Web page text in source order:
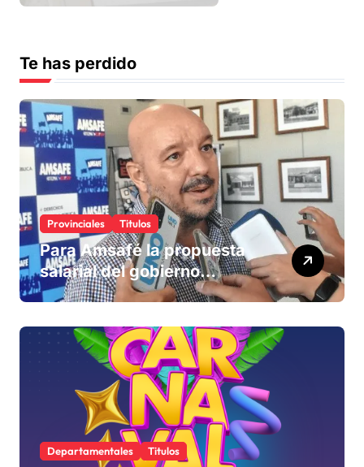
Te has perdido
Provinciales Titulos
Para Amsafé la propuesta
salarial del gobierno
«queda corta» y el viernes
rechaza
Departamentales Titulos